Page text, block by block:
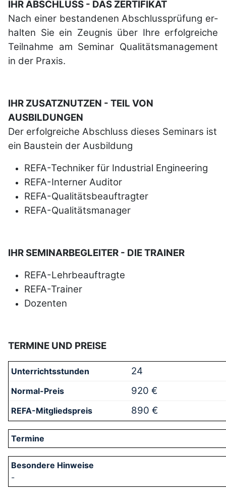
IHR ABSCHLUSS - DAS ZERTIFIKAT
Nach einer be­stan­de­nen Ab­schlus­sprü­fung er­
hal­ten Sie ein Zeug­nis über Ihre er­folg­reiche
Teil­nahme am Semi­nar Qua­li­täts­ma­nage­ment
in der Praxis.
IHR ZUSATZNUTZEN - TEIL VON
AUSBILDUNGEN
Der erfolgreiche Abschluss dieses Seminars ist
ein Baustein der Ausbildung
REFA-Techniker für Industrial Engineering
REFA-Interner Auditor
REFA-Qualitätsbeauftragter
REFA-Qualitätsmanager
IHR SEMINARBEGLEITER - DIE TRAINER
REFA-Lehrbeauftragte
REFA-Trainer
Dozenten
TERMINE UND PREISE
24
920 €
890 €
-